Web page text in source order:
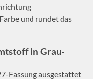
und rundet das
in Grau-
Fassung ausgestattet